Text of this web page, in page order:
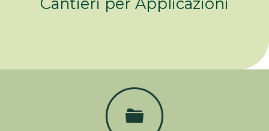
Tecnica di impianto